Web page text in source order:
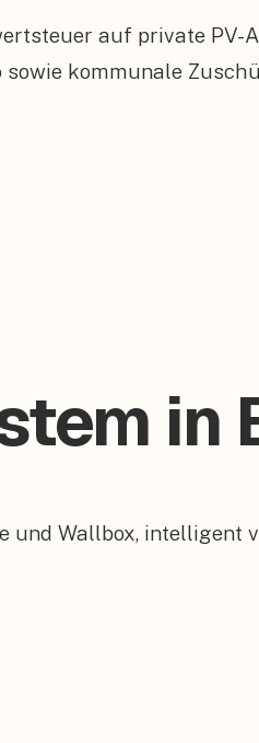
auf private
kommunale
in
und Wallbox,